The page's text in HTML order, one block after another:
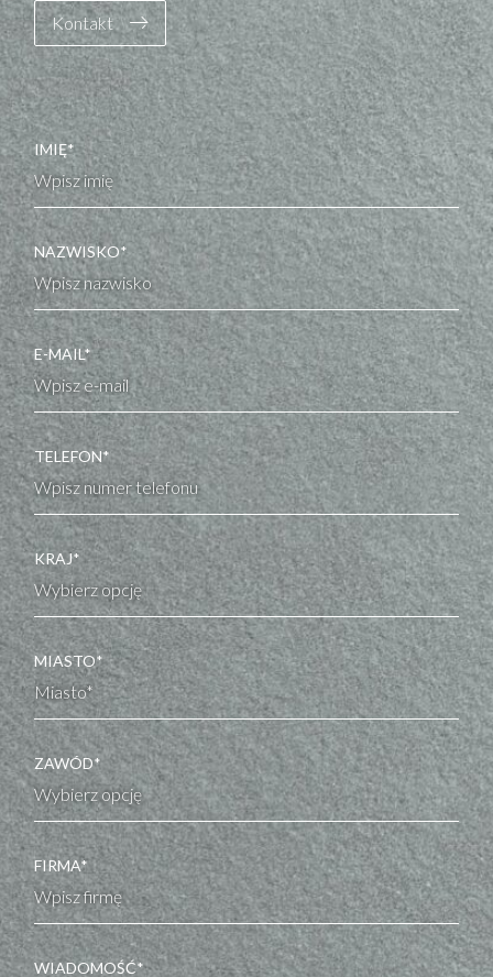
Kontakt
IMIĘ*
NAZWISKO*
E-MAIL*
TELEFON*
KRAJ*
MIASTO*
ZAWÓD*
FIRMA*
WIADOMOŚĆ*